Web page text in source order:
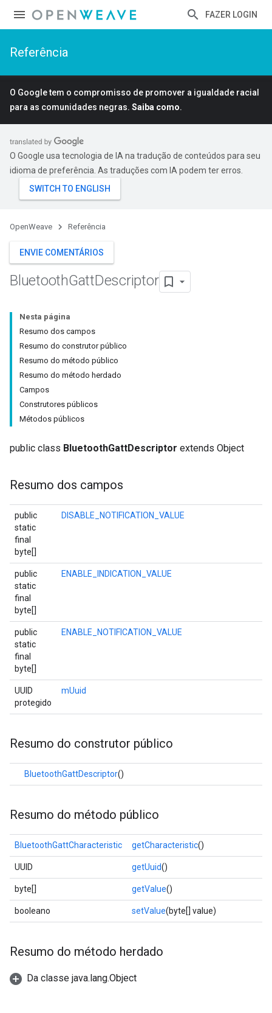
FAZER LOGIN
Referência
O Google tem o compromisso de promover a igualdade racial
para as comunidades negras. Saiba como.
O Google usa tecnologia de IA na tradução de conteúdos para seu
idioma de preferência. As traduções com IA podem ter erros.
OpenWeave Referência
ENVIE COMENTÁRIOS
BluetoothGattDescriptor
Nesta página
Resumo dos campos
Resumo do construtor público
Resumo do método público
Resumo do método herdado
Campos
Construtores públicos
Métodos públicos
public class BluetoothGattDescriptor extends Object
Resumo dos campos
public
static
final
byte[]
DISABLE_NOTIFICATION_VALUE
public
static
final
byte[]
ENABLE_INDICATION_VALUE
public
static
final
byte[]
ENABLE_NOTIFICATION_VALUE
UUID
protegido
mUuid
Resumo do construtor público
BluetoothGattDescriptor()
Resumo do método público
BluetoothGattCharacteristic getCharacteristic()
UUID getUuid()
byte[] getValue()
booleano setValue(byte[] value)
Resumo do método herdado
Da classe java.lang.Object